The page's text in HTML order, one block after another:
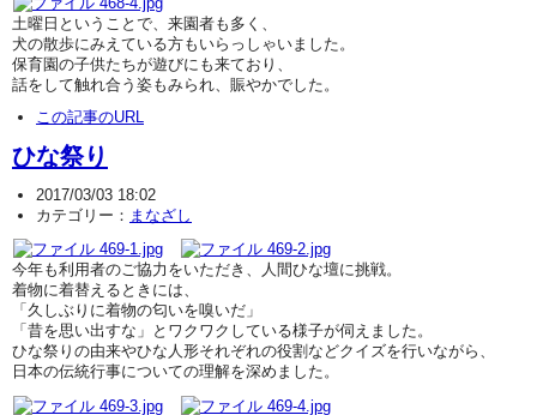
土曜日ということで、来園者も多く、
犬の散歩にみえている方もいらっしゃいました。
保育園の子供たちが遊びにも来ており、
話をして触れ合う姿もみられ、賑やかでした。
この記事のURL
ひな祭り
2017/03/03 18:02
カテゴリー： まなざし
今年も利用者のご協力をいただき、人間ひな壇に挑戦。
着物に着替えるときには、
「久しぶりに着物の匂いを嗅いだ」
「昔を思い出すな」とワクワクしている様子が伺えました。
ひな祭りの由来やひな人形それぞれの役割などクイズを行いながら、
日本の伝統行事についての理解を深めました。